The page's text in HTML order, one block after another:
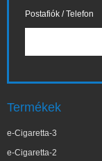
Postafiók / Telefon
Termékek
e-Cigaretta-3
e-Cigaretta-2